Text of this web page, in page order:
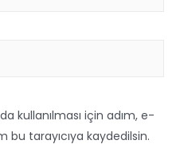
kullanılması için adım, e-
tarayıcıya kaydedilsin.